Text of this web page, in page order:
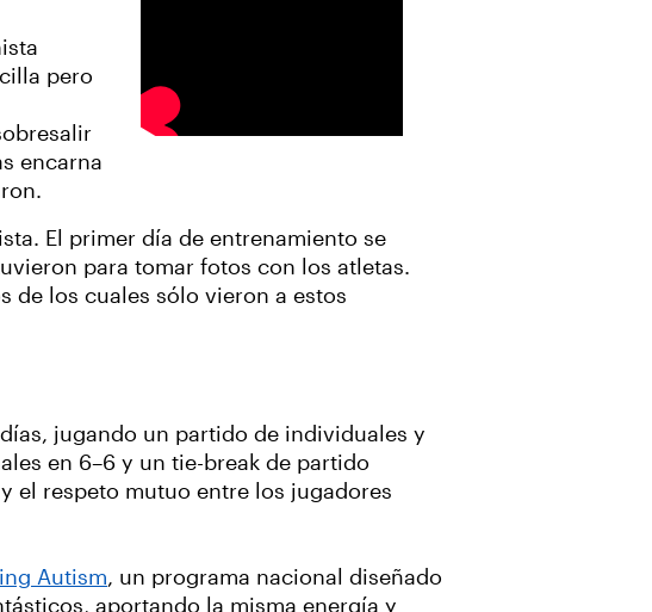
pero
encarna
El primer día de entrenamiento se
para tomar fotos con los atletas.
de los cuales sólo vieron a estos
jugando un partido de individuales y
en 6–6 y un tie-break de partido
el respeto mutuo entre los jugadores
Autism, un programa nacional diseñado
aportando la misma energía y